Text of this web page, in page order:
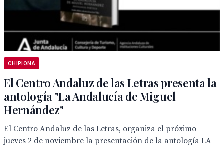
CHIPIONA
El Centro Andaluz de las Letras presenta la
antología "La Andalucía de Miguel
Hernández"
El Centro Andaluz de las Letras, organiza el próximo
jueves 2 de noviembre la presentación de la antología LA